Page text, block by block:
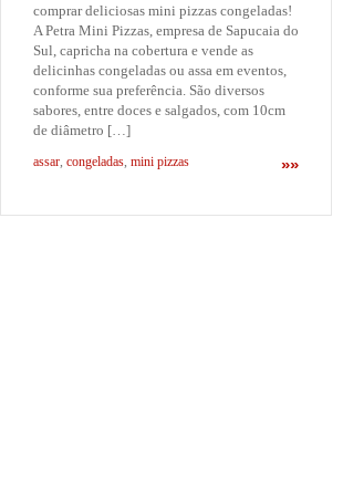
comprar deliciosas mini pizzas congeladas!
A Petra Mini Pizzas, empresa de Sapucaia do
Sul, capricha na cobertura e vende as
delicinhas congeladas ou assa em eventos,
conforme sua preferência. São diversos
sabores, entre doces e salgados, com 10cm
de diâmetro […]
»»
assar, congeladas, mini pizzas